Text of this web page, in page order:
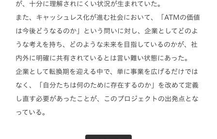
が、十分に理解されにくい状況が生まれていた。
また、キャッシュレス化が進む社会において、「ATMの価値
は今後どうなるのか」という問いに対し、企業としてどのよ
うな考えを持ち、どのような未来を目指しているのかが、社
内外に明確に共有されているとは言い難い状態にあった。
企業として転換期を迎える中で、単に事業を広げるだけでは
なく、「自分たちは何のために存在するのか」を改めて定義
し直す必要があったことが、このプロジェクトの出発点とな
っている。